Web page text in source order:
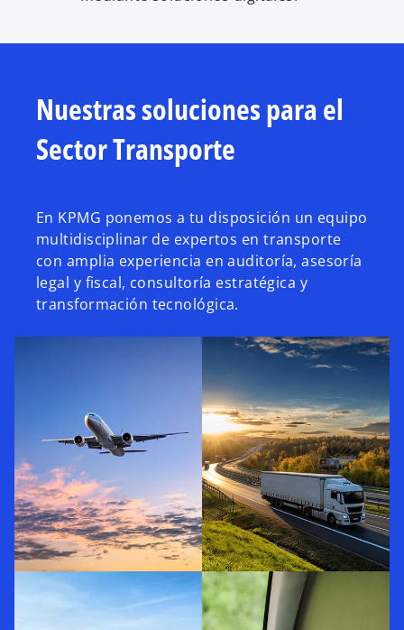
Nuestras soluciones para el
Sector Transporte
En KPMG ponemos a tu disposición un equipo
multidisciplinar de expertos en transporte
con amplia experiencia en auditoría, asesoría
legal y fiscal, consultoría estratégica y
transformación tecnológica.